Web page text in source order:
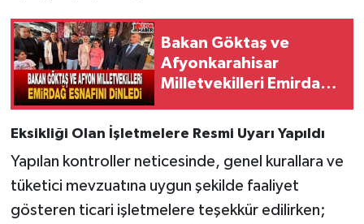
Bakan Göktaş ve
Afyonkarahisar
Milletvekilleri Emirdağ
Eksikliği Olan İşletmelere Resmi Uyarı Yapıldı
Yapılan kontroller neticesinde, genel kurallara ve
tüketici mevzuatına uygun şekilde faaliyet
gösteren ticari işletmelere teşekkür edilirken;